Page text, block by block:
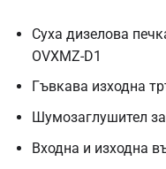
Суха дизелова
OVXMZ-D1
Гъвкава изходна
Шумозаглушител за
Входна и изходна